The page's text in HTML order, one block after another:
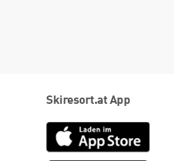
Skiresort.at App
App
Store